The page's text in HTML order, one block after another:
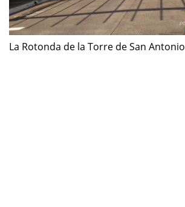
La Rotonda de la Torre de San Antonio